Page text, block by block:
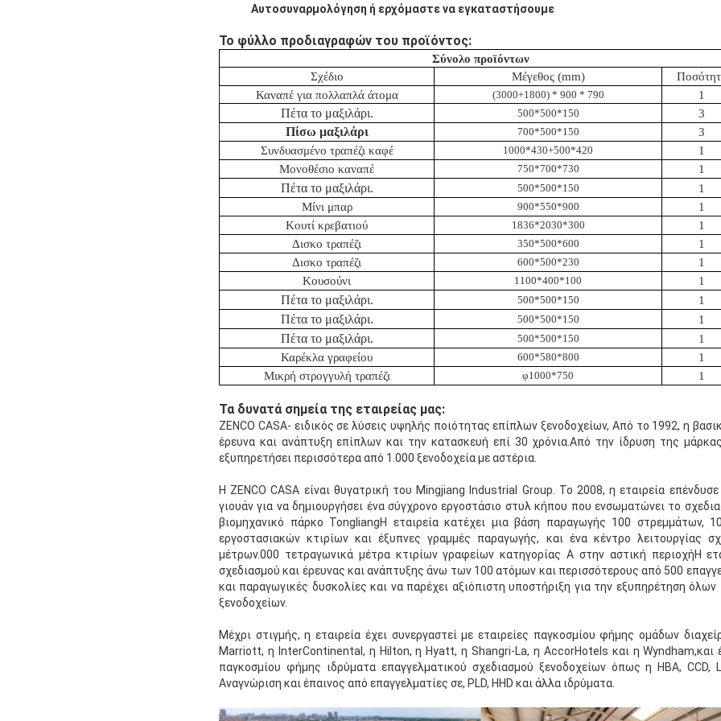
Αυτοσυναρμολόγηση ή ερχόμαστε να εγκαταστήσουμε
Το φύλλο προδιαγραφών του προϊόντος:
Σύνολο προϊόντων
Σχέδιο
Μέγεθος (mm)
Καναπέ για πολλαπλά άτομα
(3000+1800) * 900 * 790 1
Πέτα το μαξιλάρι. 500*500*150 3
Πίσω μαξιλάρι 700*500*150
3
Συνδυασμένο τραπέζι καφέ
1000*430+500*420
1
Μονοθέσιο καναπέ
750*700*730 1
Πέτα το μαξιλάρι. 500*500*150
1
Μίνι μπαρ
900*550*900
1
Κουτί κρεβατιού
1836*2030*300
1
Δισκο τραπέζι
350*500*600
1
Δισκο τραπέζι
600*500*230
1
Κουσούνι
1100*400*100 1
Πέτα το μαξιλάρι. 500*500*150 1
Πέτα το μαξιλάρι. 500*500*150 1
Πέτα το μαξιλάρι. 500*500*150
1
Καρέκλα γραφείου
600*580*800
1
Μικρή στρογγυλή τραπέζι
φ1000*750 1
Τα δυνατά σημεία της εταιρείας μας:
ZENCO CASA- ειδικός σε λύσεις υψηλής ποιότητας επίπλων ξενοδοχείων, Από το 1992, η
έρευνα και ανάπτυξη επίπλων και την κατασκευή επί 30 χρόνια.Από την ίδρυση της
εξυπηρετήσει περισσότερα από 1.000 ξενοδοχεία με αστέρια.
Η ZENCO CASA είναι θυγατρική του Mingjiang Industrial Group. Το 2008, η εταιρεία
γιουάν για να δημιουργήσει ένα σύγχρονο εργοστάσιο στυλ κήπου που ενσωματώνει το
βιομηχανικό πάρκο TongliangΗ εταιρεία κατέχει μια βάση παραγωγής 100 στρεμμάτων,
εργοστασιακών κτιρίων και έξυπνες γραμμές παραγωγής, και ένα κέντρο λειτουργίας
μέτρων.000 τετραγωνικά μέτρα κτιρίων γραφείων κατηγορίας Α στην αστική περιοχήΗ
σχεδιασμού και έρευνας και ανάπτυξης άνω των 100 ατόμων και περισσότερους από 500
και παραγωγικές δυσκολίες και να παρέχει αξιόπιστη υποστήριξη για την εξυπηρέτηση
ξενοδοχείων.
Μέχρι στιγμής, η εταιρεία έχει συνεργαστεί με εταιρείες παγκοσμίου φήμης ομάδων
Marriott, η InterContinental, η Hilton, η Hyatt, η Shangri-La, η AccorHotels και η Wyndham,και
παγκοσμίου φήμης ιδρύματα επαγγελματικού σχεδιασμού ξενοδοχείων όπως η HBA, CCD,
Αναγνώριση και έπαινος από επαγγελματίες σε, PLD, HHD και άλλα ιδρύματα.